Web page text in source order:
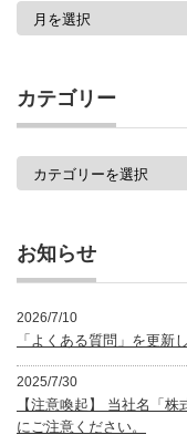
一
覧
カテゴリー
お知らせ
2026/7/10
「よくある質問」を更新
2025/7/30
【注意喚起】 当社名「
にご注意ください。